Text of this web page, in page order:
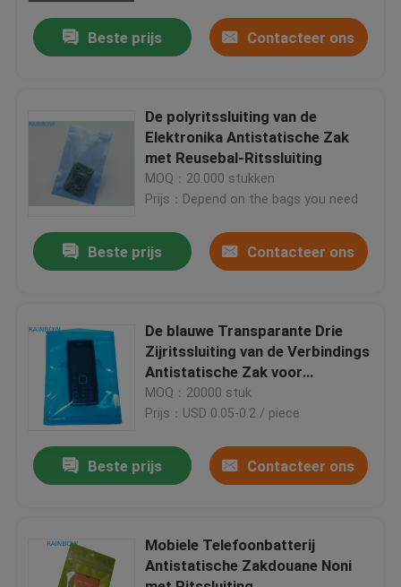
Producten
Over ons
Neem contact met ons op
Gevallen
Vraag een offerte
Plastic Zakken Verpakking
Spuitenzak Verpakking
Beste prijs Contacteer ons
De polyritssluiting van de
Elektronika Antistatische Zak
met Reusebal-Ritssluiting
MOQ：20.000 stukken
Prijs：Depend on the bags you need
Beste prijs Contacteer ons
De blauwe Transparante Drie
Zijritssluiting van de Verbindings
Antistatische Zak voor
Elektronische Producten
MOQ：20000 stuk
Prijs：USD 0.05-0.2 / piece
Beste prijs Contacteer ons
Mobiele Telefoonbatterij
Antistatische Zakdouane Noni